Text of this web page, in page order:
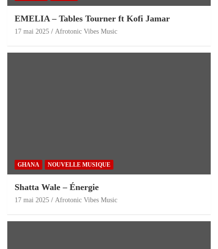
EMELIA – Tables Tourner ft Kofi Jamar
17 mai 2025 Afrotonic Vibes Music
GHANA NOUVELLE MUSIQUE
Shatta Wale – Énergie
17 mai 2025 Afrotonic Vibes Music